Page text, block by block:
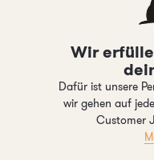
Wir
Dafür ist unsere
wir gehen auf
Customer